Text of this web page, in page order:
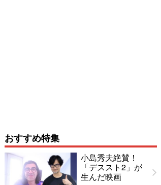
おすすめ特集
小島秀夫絶賛！
「デススト2」が
生んだ映画